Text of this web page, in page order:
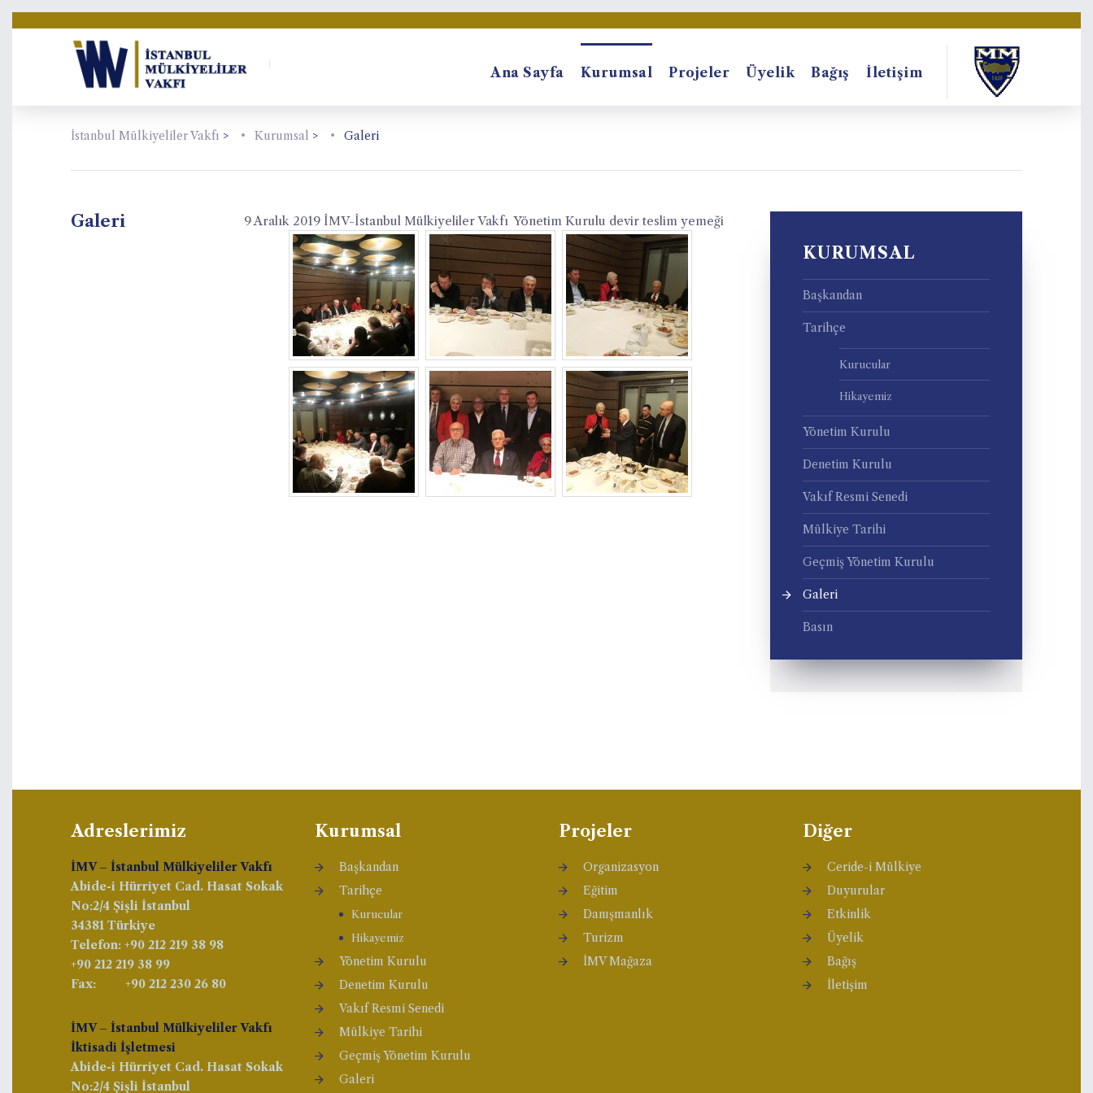
Ana Sayfa Kurumsal Projeler Üyelik Bağış İletişim
İstanbul Mülkiyeliler Vakfı > Kurumsal > Galeri
Galeri 9 Aralık 2019 İMV-İstanbul Mülkiyeliler Vakfı Yönetim Kurulu devir teslim yemeği
KURUMSAL
Başkandan
Tarihçe
Kurucular
Hikayemiz
Yönetim Kurulu
Denetim Kurulu
Vakıf Resmi Senedi
Mülkiye Tarihi
Geçmiş Yönetim Kurulu
Galeri
Basın
Adreslerimiz
İMV – İstanbul Mülkiyeliler Vakfı
Abide-i Hürriyet Cad. Hasat Sokak
No:2/4 Şişli İstanbul
34381 Türkiye
Telefon: +90 212 219 38 98
+90 212 219 38 99
Fax: +90 212 230 26 80
İMV – İstanbul Mülkiyeliler Vakfı
İktisadi İşletmesi
Abide-i Hürriyet Cad. Hasat Sokak
No:2/4 Şişli İstanbul
Kurumsal
Başkandan
Tarihçe
Kurucular
Hikayemiz
Yönetim Kurulu
Denetim Kurulu
Vakıf Resmi Senedi
Mülkiye Tarihi
Geçmiş Yönetim Kurulu
Galeri
Projeler
Organizasyon
Eğitim
Danışmanlık
Turizm
İMV Mağaza
Diğer
Ceride-i Mülkiye
Duyurular
Etkinlik
Üyelik
Bağış
İletişim